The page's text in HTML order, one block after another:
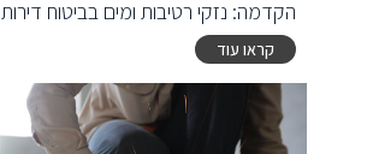
הקדמה: נזקי רטיבות ומים בביטוח דירות
קראו עוד